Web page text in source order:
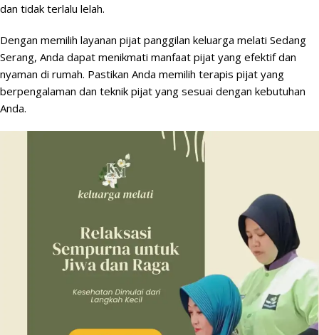
dan tidak terlalu lelah.
Dengan memilih layanan pijat panggilan keluarga melati Sedang
Serang, Anda dapat menikmati manfaat pijat yang efektif dan
nyaman di rumah. Pastikan Anda memilih terapis pijat yang
berpengalaman dan teknik pijat yang sesuai dengan kebutuhan
Anda.